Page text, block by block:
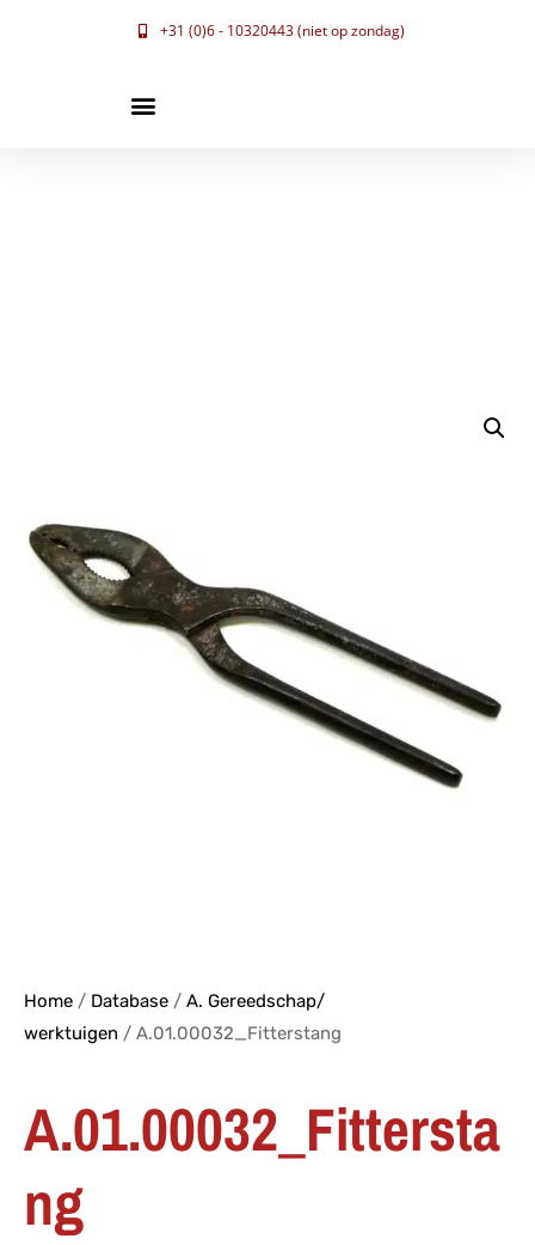
+31 (0)6 - 10320443 (niet op zondag)
Home / Database / A. Gereedschap/
werktuigen / A.01.00032_Fitterstang
A.01.00032_Fittersta
ng